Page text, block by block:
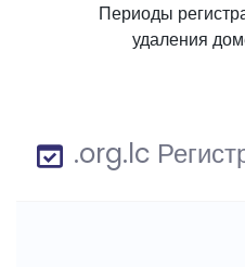
Периоды
удаления
.org.lc